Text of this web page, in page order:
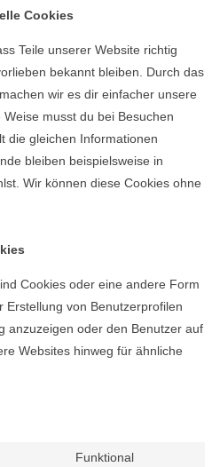
Cookies
Teile unserer Website richtig
bekannt bleiben. Durch das
wir es dir einfacher unsere
musst du bei Besuchen
die gleichen Informationen
bleiben beispielsweise in
Wir können diese Cookies ohne
Cookies oder eine andere Form
Erstellung von Benutzerprofilen
anzuzeigen oder den Benutzer auf
Websites hinweg für ähnliche
Funktional